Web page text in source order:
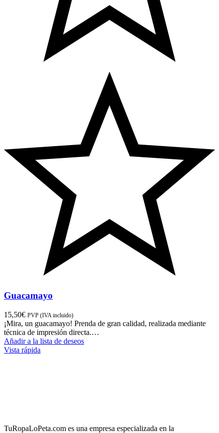
Guacamayo
15,50€ PVP (IVA incluido)
¡Mira, un guacamayo! Prenda de gran calidad, realizada mediante
técnica de impresión directa.…
Añadir a la lista de deseos
Vista rápida
TuRopaLoPeta.com es una empresa especializada en la